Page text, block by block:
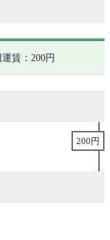
運賃：200円
200円